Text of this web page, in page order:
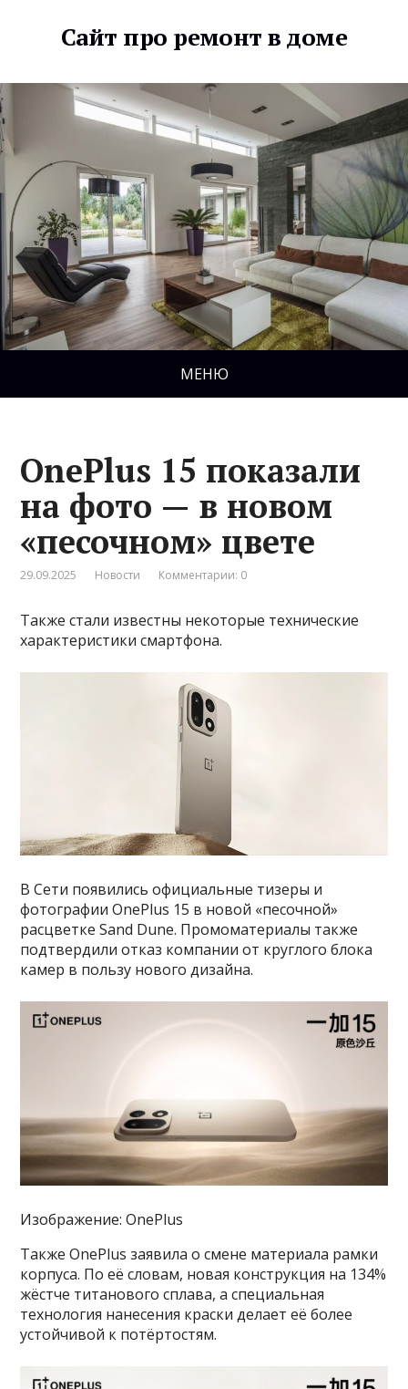
Сайт про ремонт в доме
МЕНЮ
OnePlus 15 показали
на фото — в новом
«песочном» цвете
29.09.2025 Новости Комментарии: 0
Также стали известны некоторые технические
характеристики смартфона.
В Сети появились официальные тизеры и
фотографии OnePlus 15 в новой «песочной»
расцветке Sand Dune. Промоматериалы также
подтвердили отказ компании от круглого блока
камер в пользу нового дизайна.
Изображение: OnePlus
Также OnePlus заявила о смене материала рамки
корпуса. По её словам, новая конструкция на 134%
жёстче титанового сплава, а специальная
технология нанесения краски делает её более
устойчивой к потёртостям.